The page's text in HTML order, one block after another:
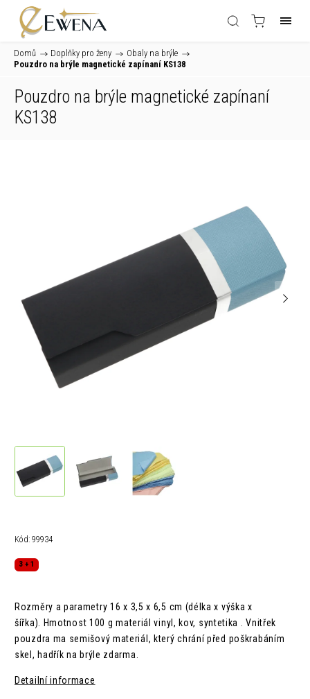
Domů / Doplňky pro ženy / Obaly na brýle /
Pouzdro na brýle magnetické zapínaní KS138
Pouzdro na brýle magnetické zapínaní
KS138
Kód: 99934
3 + 1
Rozměry a parametry 16 x 3,5 x 6,5 cm (délka x výška x
šířka).
Hmotnost 100 g materiálvinyl, kov, syntetika .Vnitřek
pouzdra ma semišový materiál, který chrání před poškrabáním
skel, hadřík na brýle zdarma.
Detailní informace